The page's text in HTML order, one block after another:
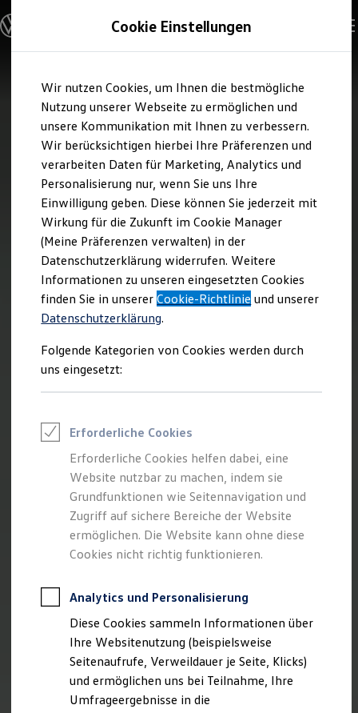
Hauptinhalt
springen
Footer
springen
Modelle und Konfigurator
Konfigurator
Modelle vergleichen
Elektroautos
ENERGY Sondermodelle
Nutzfahrzeuge
SUV und CUV
Familienautos
Kombis
Kompaktwagen
Sportwagen
Schnell verfügbare Fahrzeuge
Angebote und Produkte
Aktuelle Angebote
E-Auto-Förderung
Volkswagen Marktplatz
Die ENERGY Sondermodelle
Junge Gebrauchtwagen und Gebrauchtwagen
Volkswagen Zertifizierte Gebrauchtwagen
Elektromobilität bei Gebrauchtwagen
Saisonangebote
Reifenpakete
Leasing
Leasing-Angebote
Elektroauto Leasing
Kleinwagen-Leasing
Leasing ohne Anzahlung
Finanzierung
Autokredit mit Schlussrate
Versicherungen und Garantien
Kfz-Versicherung
Restschuldversicherungen
Garantien
Professional Class bei Volkswagen
Behörden
Direktkunden
Sonderfahrzeuge
Anpfiff zum Gewinn
Elektromobilität
Elektroautos
Cookie Einstellungen
Wir nutzen Cookies, um Ihnen die bestmögliche
Nutzung unserer Webseite zu ermöglichen und
unsere Kommunikation mit Ihnen zu verbessern.
Wir berücksichtigen hierbei Ihre Präferenzen und
verarbeiten Daten für Marketing, Analytics und
Personalisierung nur, wenn Sie uns Ihre
Einwilligung geben. Diese können Sie jederzeit mit
Wirkung für die Zukunft im Cookie Manager
(Meine Präferenzen verwalten) in der
Datenschutzerklärung widerrufen. Weitere
Informationen zu unseren eingesetzten Cookies
finden Sie in unsererCookie-Richtlinie und unserer
Datenschutzerklärung.
Folgende Kategorien von Cookies werden durch
uns eingesetzt:
Erforderliche Cookies
Erforderliche Cookies helfen dabei, eine
Website nutzbar zu machen, indem sie
Grundfunktionen wie Seitennavigation und
Zugriff auf sichere Bereiche der Website
ermöglichen. Die Website kann ohne diese
Cookies nicht richtig funktionieren.
Analytics und Personalisierung
Diese Cookies sammeln Informationen über
Ihre Websitenutzung (beispielsweise
Seitenaufrufe, Verweildauer je Seite, Klicks)
und ermöglichen uns bei Teilnahme, Ihre
Umfrageergebnisse in die